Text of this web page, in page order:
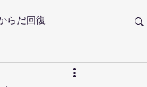
らだ回復
ZUMBA